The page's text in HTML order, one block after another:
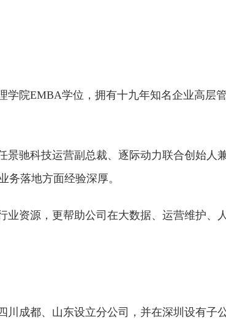
学院EMBA学位，拥有十九年知名企业高层管
景驰科技运营副总裁、逐际动力联合创始人
务落地方面经验深厚。
资源，更帮助公司在大数据、运营维护、人
川成都、山东设立分公司，并在深圳设有子